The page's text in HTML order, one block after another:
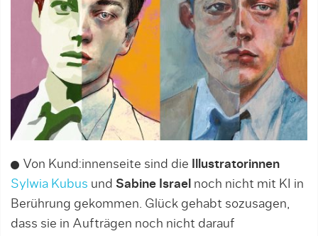
Von Kund:innenseite sind die
Illustratorinnen
Sylwia Kubus und Sabine Israel noch nicht mit KI in
Berührung gekommen. Glück gehabt sozusagen,
dass sie in Aufträgen noch nicht darauf